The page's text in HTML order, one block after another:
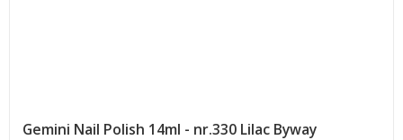
Gemini Nail Polish 14ml - nr.330 Lilac Byway